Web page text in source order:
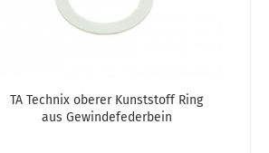
TA Tech­nix obe­rer Kunst­stoff Ring
aus Ge­win­de­fe­der­bein